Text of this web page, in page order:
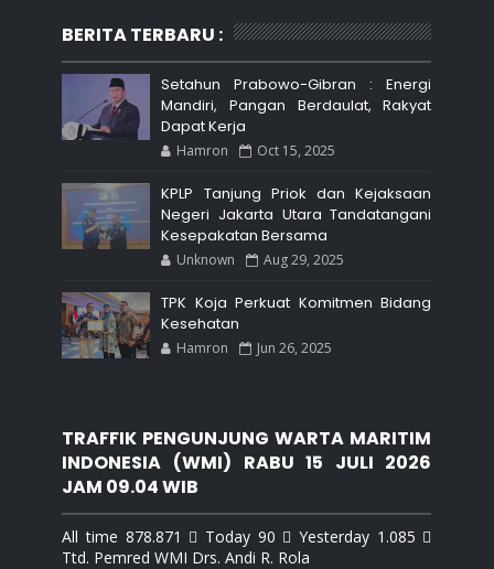
BERITA TERBARU :
Setahun Prabowo-Gibran : Energi
Mandiri, Pangan Berdaulat, Rakyat
Dapat Kerja
Hamron Oct 15, 2025
KPLP Tanjung Priok dan Kejaksaan
Negeri Jakarta Utara Tandatangani
Kesepakatan Bersama
Unknown Aug 29, 2025
TPK Koja Perkuat Komitmen Bidang
Kesehatan
Hamron Jun 26, 2025
TRAFFIK PENGUNJUNG WARTA MARITIM
INDONESIA (WMI) RABU 15 JULI 2026
JAM 09.04 WIB
All time 878.871  Today 90  Yesterday 1.085 
Ttd. Pemred WMI Drs. Andi R. Rola